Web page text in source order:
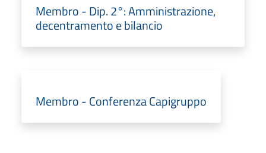
Membro - Dip. 2°: Amministrazione,
decentramento e bilancio
Membro - Conferenza Capigruppo